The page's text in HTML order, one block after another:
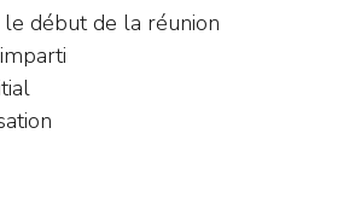
début de la réunion